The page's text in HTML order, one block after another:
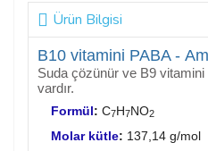
Ürün Bilgisi
B10 vitamini PABA -
Suda çözünür ve B9
vardır.
Formül: C7H7NO2
Molar kütle: 137,14 g/mol